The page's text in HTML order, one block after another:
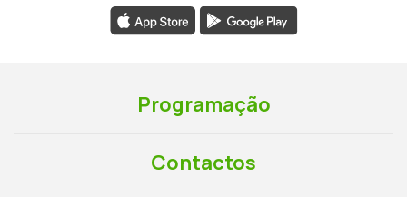
Programação
Contactos